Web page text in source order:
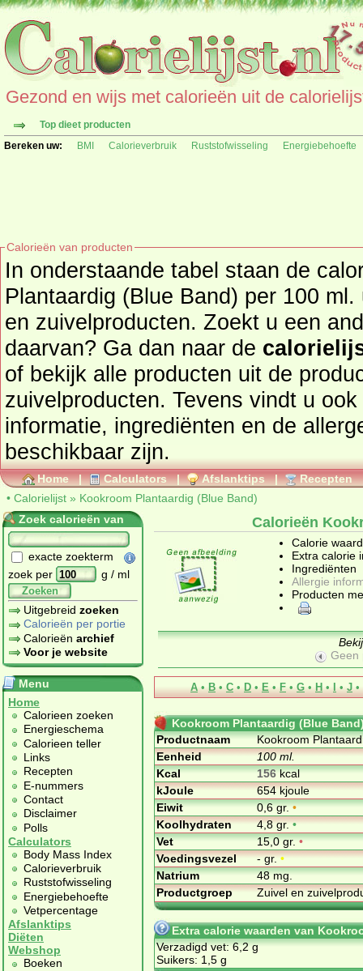
Gezond en wijs met calorieën uit de
Top dieet producten
Bereken uw:
BMI Calorieverbruik Ruststofwisseling Energiebehoefte
Calorieën van producten
In onderstaande tabel staan de
Plantaardig (Blue Band) per 100
en zuivelproducten. Zoekt u een ander product en de calorieën
daarvan? Ga dan naar de
of bekijk alle producten uit de
zuivelproducten. Tevens vindt u ook de uitgebreide calorie
informatie, ingrediënten en de
beschikbaar zijn.
Home | Calculators | Afslanktips | Recepten
• Calorielijst » Kookroom Plantaardig (Blue Band)
Zoek calorieën van
exacte zoekterm
zoek per
g / ml
Zoeken
Uitgebreid zoeken
Calorieën per portie
Calorieën archief
Voor je website
Menu
Home
Calorieen zoeken
Energieschema
Calorieen teller
Links
Recepten
E-nummers
Contact
Disclaimer
Polls
Calculators
Body Mass Index
Calorieverbruik
Ruststofwisseling
Energiebehoefte
Vetpercentage
Afslanktips
Diëten
Webshop
Boeken
Calorieën
Calorie
Extra calorie
Ingrediënten
Allergie
Producten
Geen
A • B • C • D • E • F • G • H • I • J •
Kookroom Plantaardig (Blue
Productnaam
Kookroom
Eenheid
100 ml.
Kcal
156kcal
kJoule
654 kjoule
Eiwit
0,6 gr.•
Koolhydraten
4,8 gr.•
Vet
15,0 gr.•
Voedingsvezel
- gr.•
Natrium
48 mg.
Productgroep
Zuivel en
Extra calorie waarden van
Verzadigd vet: 6,2 g
Suikers: 1,5 g